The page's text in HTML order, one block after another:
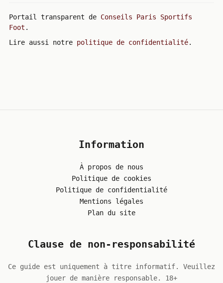
Portail transparent de Conseils Paris Sportifs
Foot .
Lire aussi notre politique de confidentialité.
Information
À propos de nous
Politique de cookies
Politique de confidentialité
Mentions légales
Plan du site
Clause de non-responsabilité
Ce guide est uniquement à titre informatif. Veuillez
jouer de manière responsable. 18+